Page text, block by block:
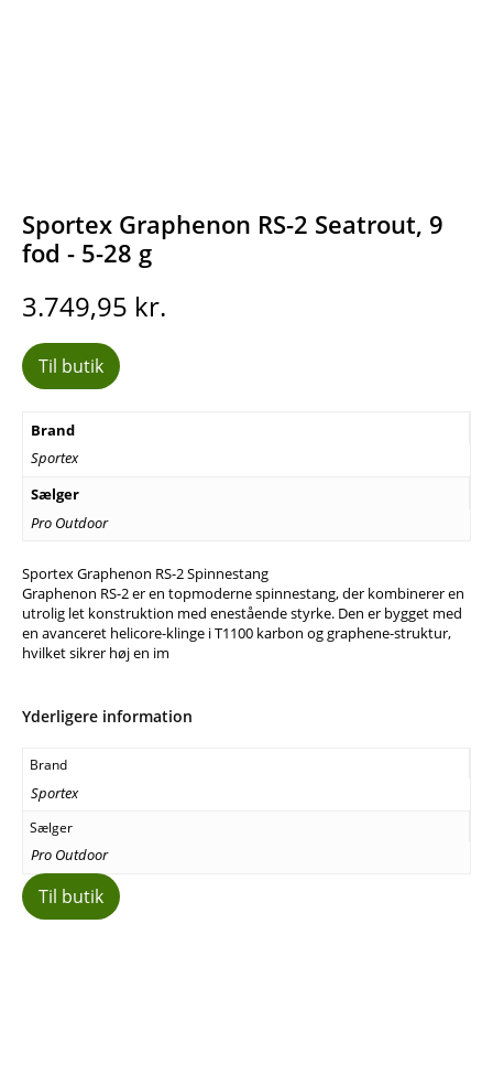
Sportex Graphenon RS-2 Seatrout, 9
fod - 5-28 g
3.749,95 kr.
Til butik
Brand
Sportex
Sælger
Pro Outdoor
Sportex Graphenon RS-2 Spinnestang
Graphenon RS-2 er en topmoderne spinnestang, der kombinerer en
utrolig let konstruktion med enestående styrke. Den er bygget med
en avanceret helicore-klinge i T1100 karbon og graphene-struktur,
hvilket sikrer høj en im
Yderligere information
Brand
Sportex
Sælger
Pro Outdoor
Til butik